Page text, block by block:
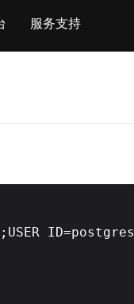
服务支持
ID=postgres